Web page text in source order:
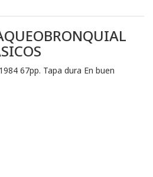
67pp. Tapa dura En buen